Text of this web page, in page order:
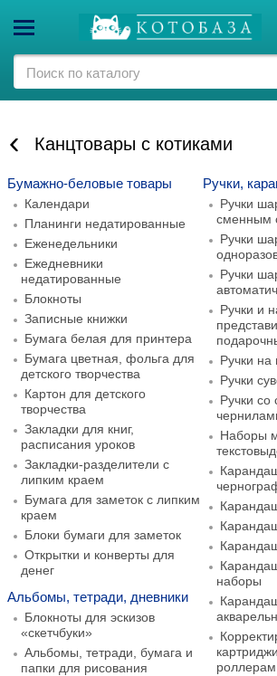
Канцтовары с котиками
Бумажно-беловые товары
Календари
Планинги недатированные
Еженедельники
Ежедневники
недатированные
Блокноты
Записные книжки
Бумага белая для принтера
Бумага цветная, фольга для
детского творчества
Картон для детского
творчества
Закладки для книг,
расписания уроков
Закладки-разделители с
липким краем
Бумага для заметок с липким
краем
Блоки бумаги для заметок
Открытки и конверты для
денег
Альбомы, тетради, дневники
Блокноты для эскизов
«скетчбуки»
Альбомы, тетради, бумага и
папки для рисования
Ручки,
Ручки
сменным
Ручки
Ручки
Ручки и
Ручки на
Ручки
Ручки
Наборы
наборы
роллерам